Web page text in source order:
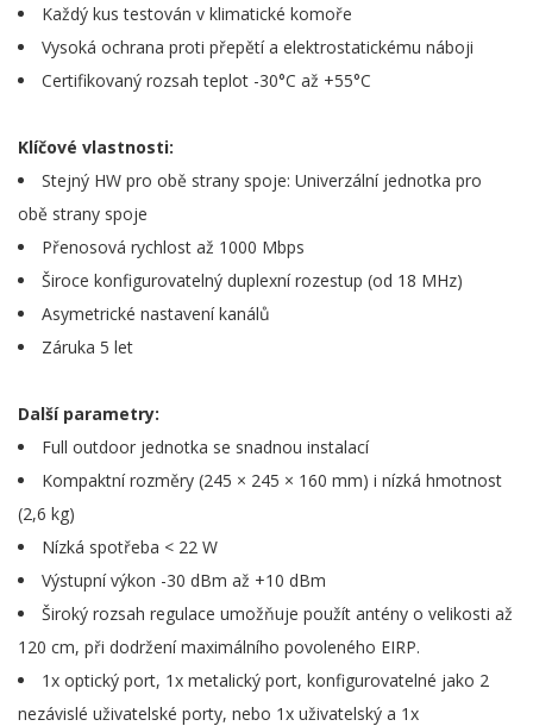
Každý kus testován v klimatické komoře
Vysoká ochrana proti přepětí a elektrostatickému náboji
Certifikovaný rozsah teplot -30°C až +55°C
Klíčové vlastnosti:
Stejný HW pro obě strany spoje: Univerzální jednotka pro
obě strany spoje
Přenosová rychlost až 1000 Mbps
Široce konfigurovatelný duplexní rozestup (od 18 MHz)
Asymetrické nastavení kanálů
Záruka 5 let
Další parametry:
Full outdoor jednotka se snadnou instalací
Kompaktní rozměry (245 × 245 × 160 mm) i nízká hmotnost
(2,6 kg)
Nízká spotřeba < 22 W
Výstupní výkon -30 dBm až +10 dBm
Široký rozsah regulace umožňuje použít antény o velikosti až
120 cm, při dodržení maximálního povoleného EIRP.
1x optický port, 1x metalický port, konfigurovatelné jako 2
nezávislé uživatelské porty, nebo 1x uživatelský a 1x